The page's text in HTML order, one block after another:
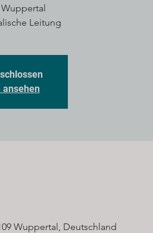
Leitung
ansehen
Wuppertal, Deutschland